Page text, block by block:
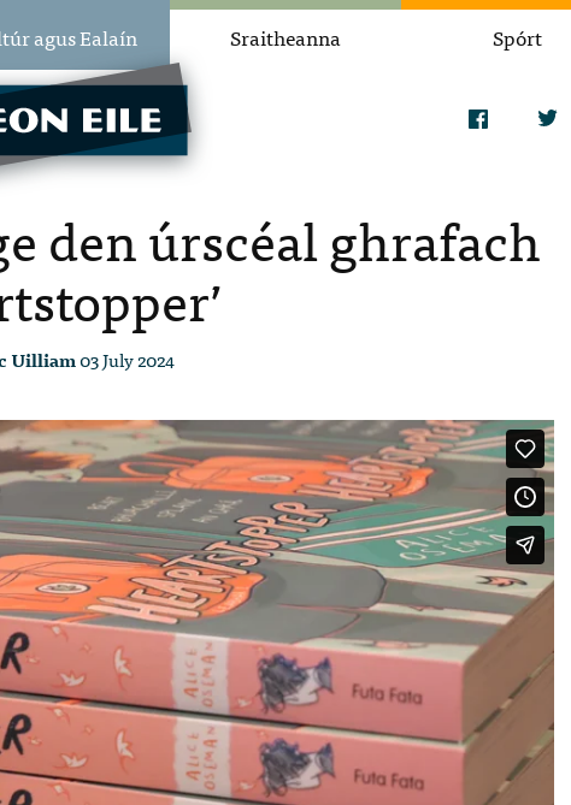
agus Ealaín Sraitheanna Spórt
den úrscéal ghrafach
Uilliam03 July 2024